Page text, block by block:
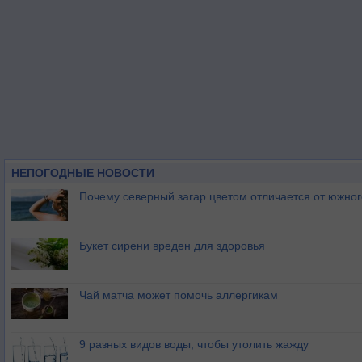
НЕПОГОДНЫЕ НОВОСТИ
Почему северный загар цветом отличается от
Букет сирени вреден для здоровья
Чай матча может помочь аллергикам
9 разных видов воды, чтобы утолить жажду